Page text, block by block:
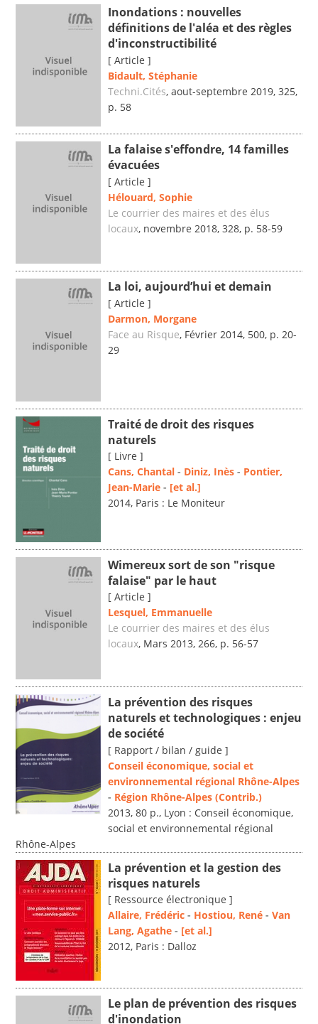
Inondations : nouvelles
définitions de l'aléa et des règles
d'inconstructibilité
[ Article ]
Bidault, Stéphanie
Techni.Cités, aout-septembre 2019, 325,
p. 58
La falaise s'effondre, 14 familles
évacuées
[ Article ]
Hélouard, Sophie
Le courrier des maires et des élus
locaux, novembre 2018, 328, p. 58-59
La loi, aujourd’hui et demain
[ Article ]
Darmon, Morgane
Face au Risque, Février 2014, 500, p. 20-
29
Traité de droit des risques
naturels
[ Livre ]
Cans, Chantal - Diniz, Inès - Pontier,
Jean-Marie - [et al.]
2014, Paris : Le Moniteur
Wimereux sort de son "risque
falaise" par le haut
[ Article ]
Lesquel, Emmanuelle
Le courrier des maires et des élus
locaux, Mars 2013, 266, p. 56-57
La prévention des risques
naturels et technologiques : enjeu
de société
[ Rapport / bilan / guide ]
Conseil économique, social et
environnemental régional Rhône-Alpes
- Région Rhône-Alpes (Contrib.)
2013, 80 p., Lyon : Conseil économique,
social et environnemental régional
Rhône-Alpes
La prévention et la gestion des
risques naturels
[ Ressource électronique ]
Allaire, Frédéric - Hostiou, René - Van
Lang, Agathe - [et al.]
2012, Paris : Dalloz
Le plan de prévention des risques
d'inondation